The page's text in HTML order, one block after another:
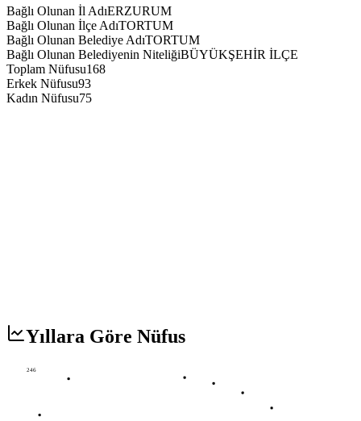
Bağlı Olunan İl AdıERZURUM
Bağlı Olunan İlçe AdıTORTUM
Bağlı Olunan Belediye AdıTORTUM
Bağlı Olunan Belediyenin NiteliğiBÜYÜKŞEHİR İLÇE
Toplam Nüfusu168
Erkek Nüfusu93
Kadın Nüfusu75
Yıllara Göre Nüfus
246